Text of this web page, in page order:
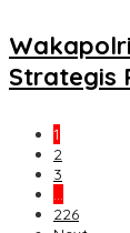
Strategis
1
2
3
…
226